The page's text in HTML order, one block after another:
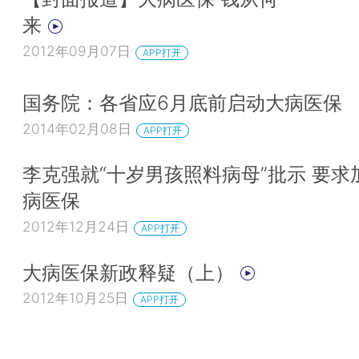
来
2012年09月07日 APP打开
国务院：各省应6月底前启动大病医保
2014年02月08日 APP打开
李克强就“十岁男孩照料病母”批示 要求
病医保
2012年12月24日 APP打开
大病医保新政释疑（上）
2012年10月25日 APP打开